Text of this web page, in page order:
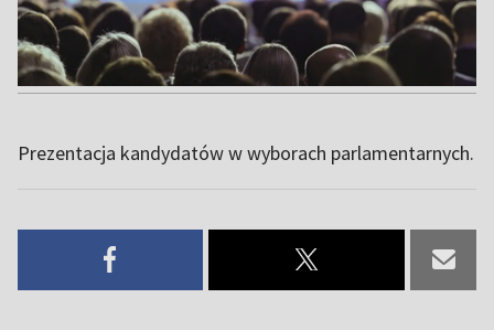
Prezentacja kandydatów w wyborach parlamentarnych.